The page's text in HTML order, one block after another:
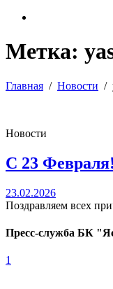
Метка:
Главная Новости
Новости
С 23
23.02.2026
Поздравляем всех
Пресс-служба БК
1